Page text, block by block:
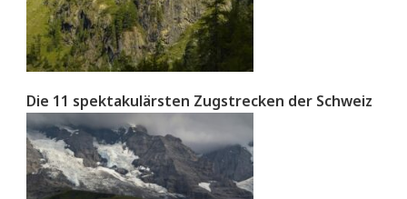
Die 11 spektakulärsten Zugstrecken der Schweiz